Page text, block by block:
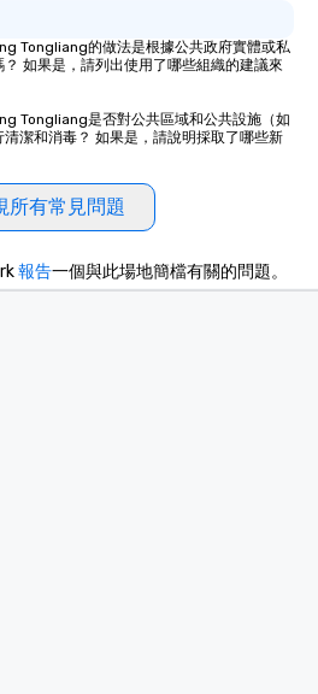
Tongliang的做法是根據公共政府實體或私
如果是，請列出使用了哪些組織的建議來
Tongliang是否對公共區域和公共設施（如
潔和消毒？ 如果是，請說明採取了哪些新
所有常見問題
報告一個與此場地簡檔有關的問題。